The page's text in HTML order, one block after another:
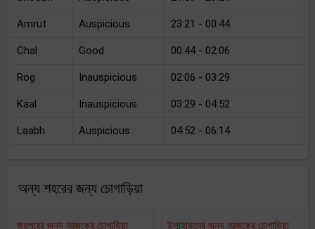
Amrut Auspicious 23:21 - 00:44
Chal Good 00:44 - 02:06
Rog Inauspicious 02:06 - 03:29
Kaal Inauspicious 03:29 - 04:52
Laabh Auspicious 04:52 - 06:14
অন্য শহরের জন্য চোগাড়িয়া
জয়পুরের জন্য আজকের চোগাড়িয়া ইলাহাবাদের জন্য আজকের চোগাড়িয়া